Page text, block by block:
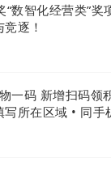
数智化经营类”奖
逐！
一码 新增扫码领
所在区域 • 同手